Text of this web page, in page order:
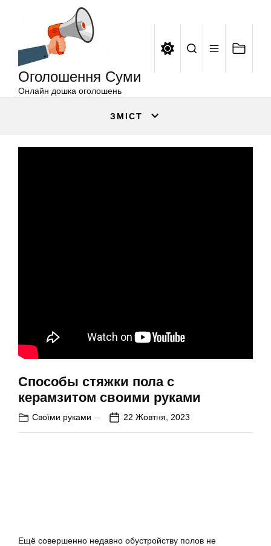
Оголошення Суми
Онлайн дошка оголошень
ЗМІСТ
Способы стяжки пола с
керамзитом своими руками
Своїми руками 22 Жовтня, 2023
Ещё совершенно недавно обустройству полов не